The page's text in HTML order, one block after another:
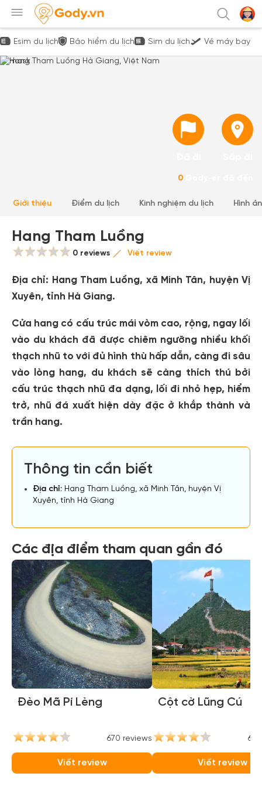
Esim du lịch Bảo hiểm du lịch Sim du lịch Vé máy bay
0
Giới thiệu Điểm du lịch Kinh nghiệm du lịch Hình
Hang Tham Luồng
0 reviews Viết review
Địa chỉ: Hang Tham Luồng, xã Minh Tân, huyện Vị
Xuyên, tỉnh Hà Giang.
Cửa hang có cấu trúc mái vòm cao, rộng, ngay lối
vào du khách đã được chiêm ngưỡng nhiều khối
thạch nhũ to với đủ hình thù hấp dẫn, càng đi sâu
vào lòng hang, du khách sẽ càng thích thú bởi
cấu trúc thạch nhũ đa dạng, lối đi nhỏ hẹp, hiểm
trở, nhũ đá xuất hiện dày đặc ở khắp thành và
trần hang.
Thông tin cần biết
Địa chỉ: Hang Tham Luồng, xã Minh Tân, huyện Vị
Xuyên, tỉnh Hà Giang
Các địa điểm tham quan gần đó
Đèo Mã Pí Lèng
670 reviews
Viết review
Cột cờ Lũng Cú
Viết review